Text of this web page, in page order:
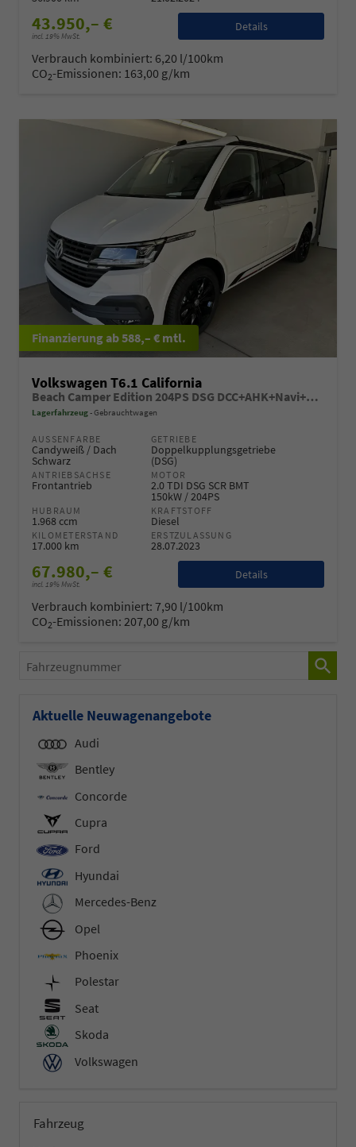
43.950,– €
incl. 19% MwSt.
Details
Verbrauch kombiniert: 6,20 l/100km
CO2-Emissionen: 163,00 g/km
ab 588,– € mtl.
Volkswagen T6.1 California
Beach Camper Edition 204PS DSG DCC+AHK+Navi+STHZ
Lagerfahrzeug Gebrauchtwagen
AUSSENFARBE
Candyweiß / Dach
Schwarz
GETRIEBE
Doppelkupplungsgetriebe
(DSG)
ANTRIEBSACHSE
Frontantrieb
MOTOR
2.0 TDI DSG SCR BMT
150kW / 204PS
HUBRAUM
1.968 ccm
KRAFTSTOFF
Diesel
KILOMETERSTAND
17.000 km
ERSTZULASSUNG
28.07.2023
67.980,– €
incl. 19% MwSt.
Details
Verbrauch kombiniert: 7,90 l/100km
CO2-Emissionen: 207,00 g/km
Fahrzeugnummer
Aktuelle Neuwagenangebote
Audi
Bentley
Concorde
Cupra
Ford
Hyundai
Mercedes-Benz
Opel
Phoenix
Polestar
Seat
Skoda
Volkswagen
Fahrzeug